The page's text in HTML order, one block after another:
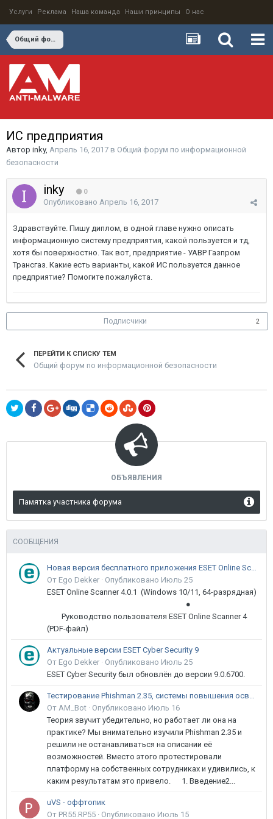
Услуги Реклама Наша команда Наши принципы О нас
Общий форум по информационной безопасности
ИС предприятия
Автор inky, Апрель 16, 2017 в Общий форум по информационной
безопасности
inky 0
Опубликовано Апрель 16, 2017
Здравствуйте. Пишу диплом, в одной главе нужно описать
информационную систему предприятия, какой пользуется и тд,
хотя бы поверхностно. Так вот, предприятие - УАВР Газпром
Трансгаз. Какие есть варианты, какой ИС пользуется данное
предприятие? Помогите пожалуйста.
Подписчики 2
ПЕРЕЙТИ К СПИСКУ ТЕМ
Общий форум по информационной безопасности
ОБЪЯВЛЕНИЯ
Памятка участника форума
СООБЩЕНИЯ
Новая версия бесплатного приложения ESET Online Scanner доступна пользователям
От Ego Dekker · Опубликовано Июль 25
ESET Online Scanner 4.0.1 (Windows 10/11, 64-разрядная)
●
Руководство пользователя ESET Online Scanner 4
(PDF-файл)
Актуальные версии ESET Cyber Security 9
От Ego Dekker · Опубликовано Июль 25
ESET Cyber Security был обновлён до версии 9.0.6700.
Тестирование Phishman 2.35, системы повышения осведомлённости пользователей в сфере ИБ
От AM_Bot · Опубликовано Июль 16
Теория звучит убедительно, но работает ли она на
практике? Мы внимательно изучили Phishman 2.35 и
решили не останавливаться на описании её
возможностей. Вместо этого протестировали
платформу на собственных сотрудниках и удивились, к
каким результатам это привело. 1. Введение2...
uVS - оффтопик
От PR55.RP55 · Опубликовано Июль 15